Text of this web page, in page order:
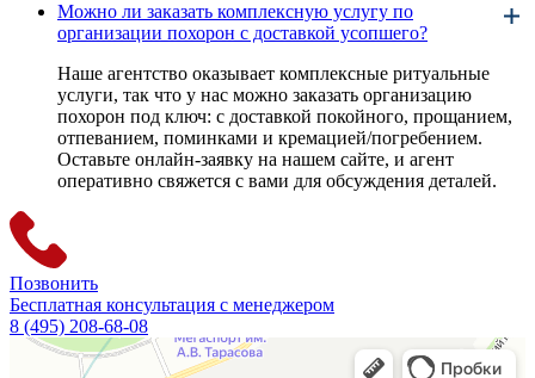
Можно ли заказать комплексную услугу по
организации похорон с доставкой усопшего?
Наше агентство оказывает комплексные ритуальные
услуги, так что у нас можно заказать организацию
похорон под ключ: с доставкой покойного, прощанием,
отпеванием, поминками и кремацией/погребением.
Оставьте онлайн-заявку на нашем сайте, и агент
оперативно свяжется с вами для обсуждения деталей.
Позвонить
Бесплатная консультация с менеджером
8 (495) 208-68-08